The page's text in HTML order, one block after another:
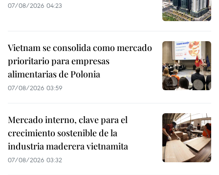
07/08/2026 04:23
Vietnam se consolida como mercado
prioritario para empresas
alimentarias de Polonia
07/08/2026 03:59
Mercado interno, clave para el
crecimiento sostenible de la
industria maderera vietnamita
07/08/2026 03:32